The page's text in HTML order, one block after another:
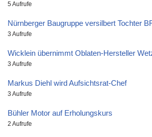
5 Aufrufe
Nürnberger Baugruppe versilbert Tochter
3 Aufrufe
Wicklein übernimmt Oblaten-Hersteller
3 Aufrufe
Markus Diehl wird Aufsichtsrat-Chef
3 Aufrufe
Bühler Motor auf Erholungskurs
2 Aufrufe